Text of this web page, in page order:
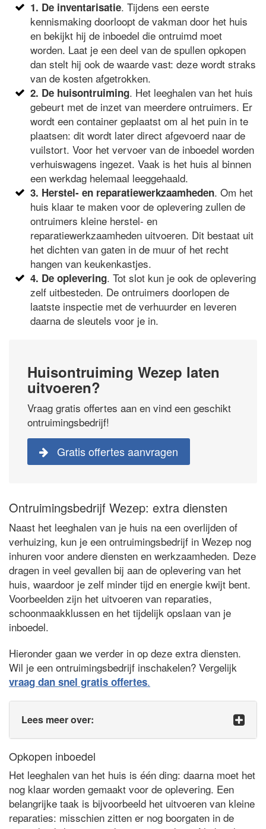
1. De inventarisatie. Tijdens een eerste
kennismaking doorloopt de vakman door het huis
en bekijkt hij de inboedel die ontruimd moet
worden. Laat je een deel van de spullen opkopen
dan stelt hij ook de waarde vast: deze wordt straks
van de kosten afgetrokken.
2. De huisontruiming. Het leeghalen van het huis
gebeurt met de inzet van meerdere ontruimers. Er
wordt een container geplaatst om al het puin in te
plaatsen: dit wordt later direct afgevoerd naar de
vuilstort. Voor het vervoer van de inboedel worden
verhuiswagens ingezet. Vaak is het huis al binnen
een werkdag helemaal leeggehaald.
3. Herstel- en reparatiewerkzaamheden. Om het
huis klaar te maken voor de oplevering zullen de
ontruimers kleine herstel- en
reparatiewerkzaamheden uitvoeren. Dit bestaat uit
het dichten van gaten in de muur of het recht
hangen van keukenkastjes.
4. De oplevering. Tot slot kun je ook de oplevering
zelf uitbesteden. De ontruimers doorlopen de
laatste inspectie met de verhuurder en leveren
daarna de sleutels voor je in.
Huisontruiming Wezep laten
uitvoeren?
Vraag gratis offertes aan en vind een geschikt
ontruimingsbedrijf!
Gratis offertes aanvragen
Ontruimingsbedrijf Wezep: extra diensten
Naast het leeghalen van je huis na een overlijden of
verhuizing, kun je een ontruimingsbedrijf in Wezep nog
inhuren voor andere diensten en werkzaamheden. Deze
dragen in veel gevallen bij aan de oplevering van het
huis, waardoor je zelf minder tijd en energie kwijt bent.
Voorbeelden zijn het uitvoeren van reparaties,
schoonmaakklussen en het tijdelijk opslaan van je
inboedel.
Hieronder gaan we verder in op deze extra diensten.
Wil je een ontruimingsbedrijf inschakelen? Vergelijk
vraag dan snel gratis offertes.
Lees meer over:
Opkopen inboedel
Het leeghalen van het huis is één ding: daarna moet het
nog klaar worden gemaakt voor de oplevering. Een
belangrijke taak is bijvoorbeeld het uitvoeren van kleine
reparaties: misschien zitten er nog boorgaten in de